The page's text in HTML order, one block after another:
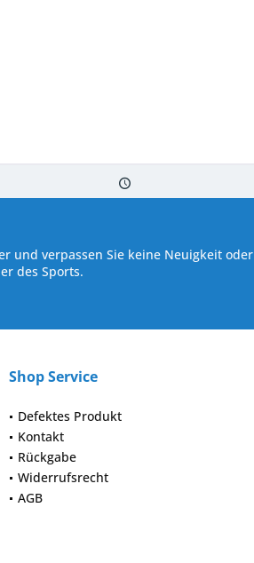
und verpassen Sie keine Neuigkeit oder
des Sports.
Shop Service
Defektes Produkt
Kontakt
Rückgabe
Widerrufsrecht
AGB